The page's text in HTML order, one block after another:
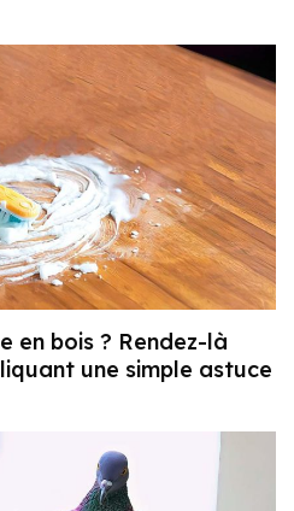
en bois ? Rendez-là
une simple astuce